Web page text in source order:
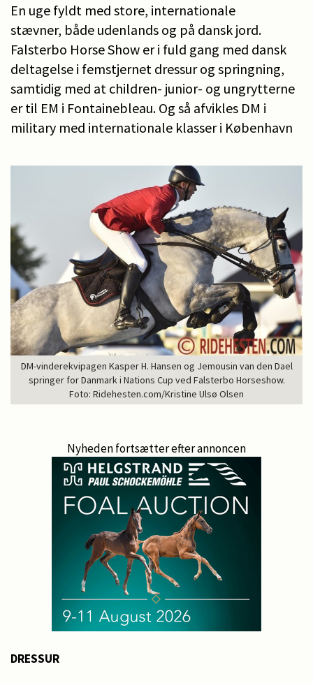
En uge fyldt med store, internationale
stævner, både udenlands og på dansk jord.
Falsterbo Horse Show er i fuld gang med dansk
deltagelse i femstjernet dressur og springning,
samtidig med at children- junior- og ungrytterne
er til EM i Fontainebleau. Og så afvikles DM i
military med internationale klasser i København
DM-vinderekvipagen Kasper H. Hansen og Jemousin van den Dael
springer for Danmark i Nations Cup ved Falsterbo Horseshow.
Foto: Ridehesten.com/Kristine Ulsø Olsen
Nyheden fortsætter efter annoncen
DRESSUR